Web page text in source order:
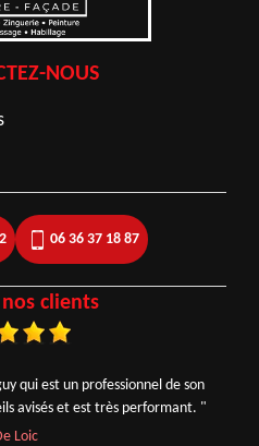
NOUS
06 36 37 18 87
clients
qui est un professionnel de son
avisés et est très performant. "
Loic